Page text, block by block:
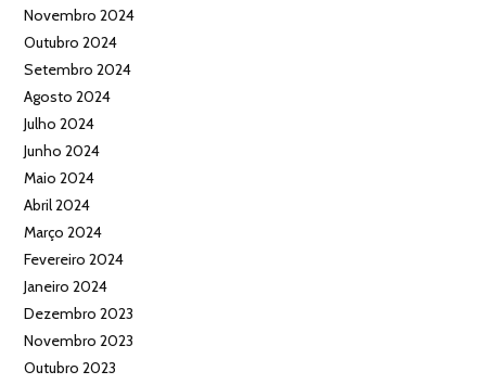
Novembro 2024
Outubro 2024
Setembro 2024
Agosto 2024
Julho 2024
Junho 2024
Maio 2024
Abril 2024
Março 2024
Fevereiro 2024
Janeiro 2024
Dezembro 2023
Novembro 2023
Outubro 2023